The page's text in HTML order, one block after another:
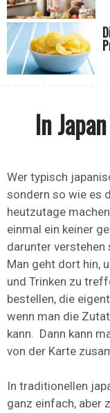
In
Wer typisch
sondern so wie es
heutzutage
einmal ein keiner
darunter verstehen
Man geht dort hin,
und Trinken zu
bestellen, die
wenn man die
kann. Dann kann
von der Karte
In traditionellen
ganz einfach, aber